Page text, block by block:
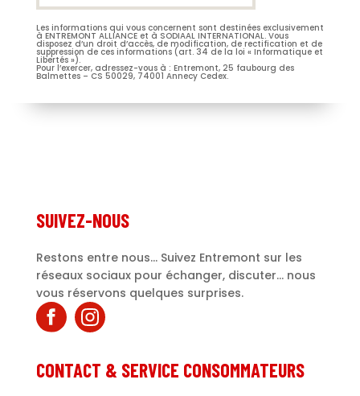
M. Mme
Prénom
Entremont*(Nécessaire)
Les informations qui vous concernent sont destinées exclusivement
à ENTREMONT ALLIANCE et à SODIAAL INTERNATIONAL. Vous
disposez d’un droit d’accès, de modification, de rectification et de
suppression de ces informations (art. 34 de la loi « Informatique et
Libertés »).
Pour l’exercer, adressez-vous à : Entremont, 25 faubourg des
Balmettes – CS 50029, 74001 Annecy Cedex.
SUIVEZ-NOUS
Restons entre nous... Suivez Entremont sur les
réseaux sociaux pour échanger, discuter... nous
vous réservons quelques surprises.
CONTACT & SERVICE CONSOMMATEURS